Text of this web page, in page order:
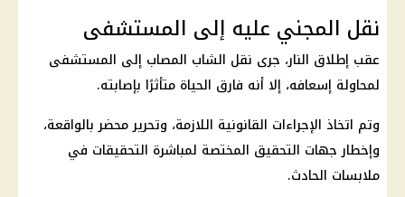
نقل المجني عليه إلى المستشفى
عقب إطلاق النار، جرى نقل الشاب المصاب إلى المستشفى
لمحاولة إسعافه، إلا أنه فارق الحياة متأثرًا بإصابته.
وتم اتخاذ الإجراءات القانونية اللازمة، وتحرير محضر بالواقعة،
وإخطارجهات التحقيق المختصة لمباشرة التحقيقات في
ملابسات الحادث.